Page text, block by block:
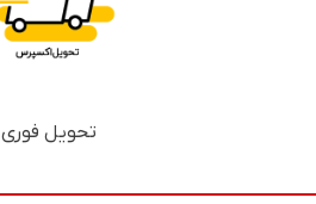
تحویل فوری